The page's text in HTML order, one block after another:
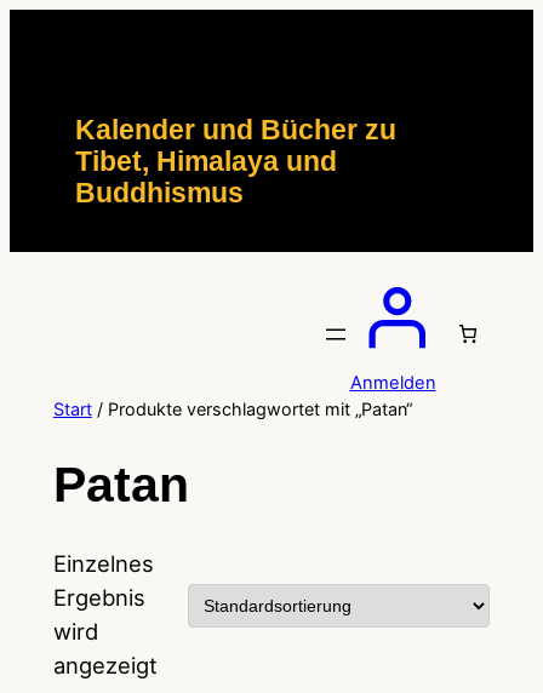
Kalender und Bücher zu
Tibet, Himalaya und
Buddhismus
Anmelden
Start/ Produkte verschlagwortet mit „Patan“
Patan
Einzelnes
Ergebnis
wird
angezeigt